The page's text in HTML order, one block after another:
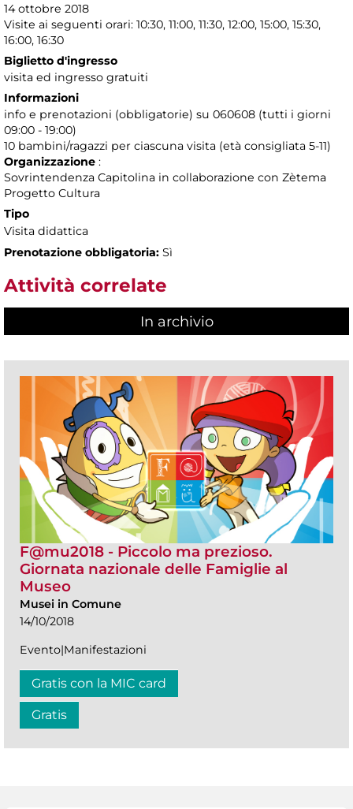
14 ottobre 2018
Visite ai seguenti orari: 10:30, 11:00, 11:30, 12:00, 15:00, 15:30,
16:00, 16:30
Biglietto d'ingresso
visita ed ingresso gratuiti
Informazioni
info e prenotazioni (obbligatorie) su 060608 (tutti i giorni
09:00 - 19:00)
10 bambini/ragazzi per ciascuna visita (età consigliata 5-11)
Organizzazione :
Sovrintendenza Capitolina in collaborazione con Zètema
Progetto Cultura
Tipo
Visita didattica
Prenotazione obbligatoria: Sì
Attività correlate
In archivio
F@mu2018 - Piccolo ma prezioso.
Giornata nazionale delle Famiglie al
Museo
Musei in Comune
14/10/2018
Evento|Manifestazioni
Gratis con la MIC card
Gratis